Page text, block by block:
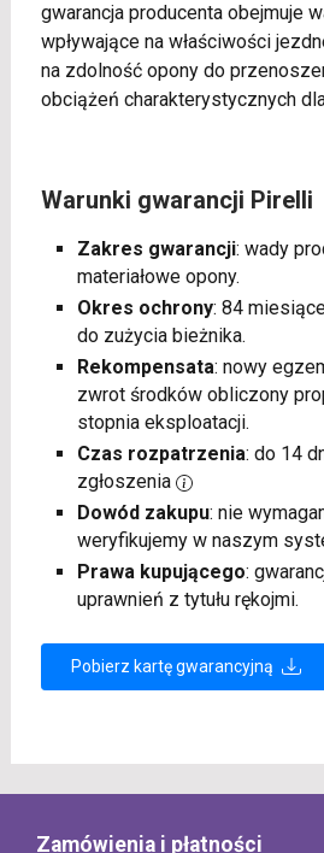
gwarancja producenta obejmuje
wpływające na właściwości
na zdolność opony do
obciążeń charakterystycznych
Warunki gwarancji Pirelli
Zakres gwarancji: wady
materiałowe opony.
Okres ochrony: 84
do zużycia bieżnika.
Rekompensata: nowy
zwrot środków obliczony
stopnia eksploatacji.
Czas rozpatrzenia: do 14
zgłoszenia
Dowód zakupu: nie
weryfikujemy w naszym
Prawa kupującego:
uprawnień z tytułu rękojmi.
Pobierz kartę gwarancyjną
Zamówienia i płatności